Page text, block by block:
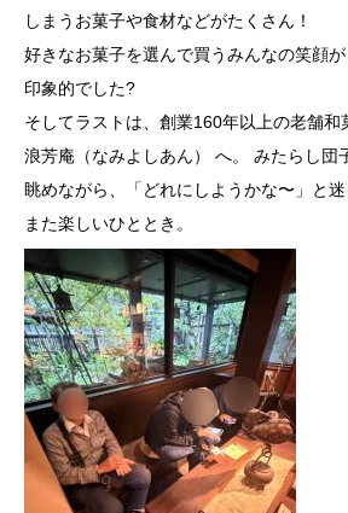
しまうお菓子や食材などがたくさん！
好きなお菓子を選んで買うみんなの笑顔が
印象的でした?
そしてラストは、創業160年以上の老舗和
浪芳庵（なみよしあん） へ。 みたらし団
眺めながら、
「どれにしようかな〜」と
また楽しいひととき。